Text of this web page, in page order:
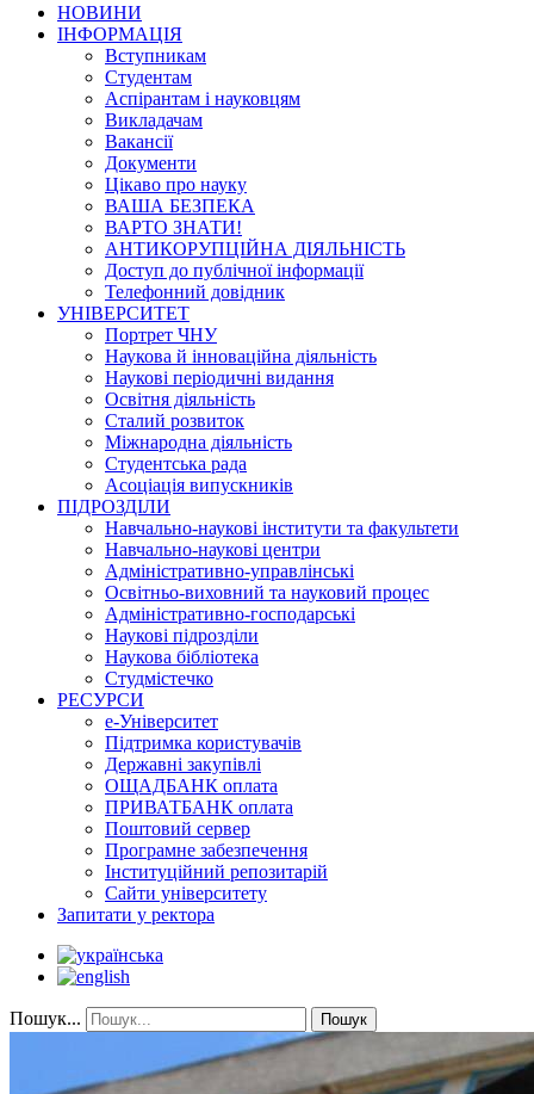
НОВИНИ
ІНФОРМАЦІЯ
Вступникам
Студентам
Аспірантам і науковцям
Викладачам
Вакансії
Документи
Цікаво про науку
ВАША БЕЗПЕКА
ВАРТО ЗНАТИ!
АНТИКОРУПЦІЙНА ДІЯЛЬНІСТЬ
Доступ до публічної інформації
Телефонний довідник
УНІВЕРСИТЕТ
Портрет ЧНУ
Наукова й інноваційна діяльність
Наукові періодичні видання
Освітня діяльність
Сталий розвиток
Міжнародна діяльність
Студентська рада
Асоціація випускників
ПІДРОЗДІЛИ
Навчально-наукові інститути та факультети
Навчально-наукові центри
Адміністративно-управлінські
Освітньо-виховний та науковий процес
Адміністративно-господарські
Наукові підрозділи
Наукова бібліотека
Студмістечко
РЕСУРСИ
е-Університет
Підтримка користувачів
Державні закупівлі
ОЩАДБАНК оплата
ПРИВАТБАНК оплата
Поштовий сервер
Програмне забезпечення
Інституційний репозитарій
Сайти університету
Запитати у ректора
Пошук... Пошук